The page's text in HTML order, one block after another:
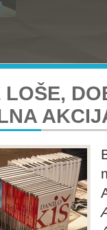
LOŠE,